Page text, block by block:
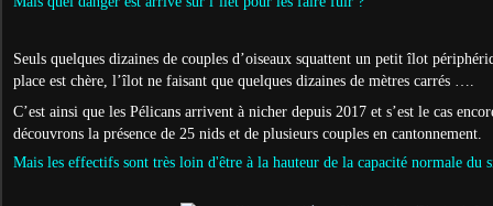
Seuls quelques dizaines de couples d’oiseaux squattent un petit îlot
place est chère, l’îlot ne faisant que quelques dizaines de mètres carrés ….
C’est ainsi que les Pélicans arrivent à nicher depuis 2017 et s’est le cas
découvrons la présence de 25 nids et de plusieurs couples en cantonnement.
Mais les effectifs sont très loin d'être à la hauteur de la capacité normale du